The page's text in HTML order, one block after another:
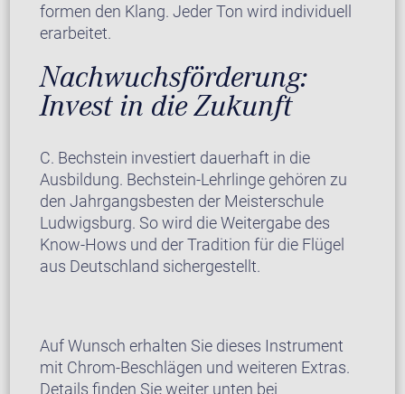
formen den Klang. Jeder Ton wird individuell
erarbeitet.
Nachwuchsförderung:
Invest in die Zukunft
C. Bechstein investiert dauerhaft in die
Ausbildung. Bechstein-Lehrlinge gehören zu
den Jahrgangsbesten der Meisterschule
Ludwigsburg. So wird die Weitergabe des
Know-Hows und der Tradition für die Flügel
aus Deutschland sichergestellt.
Auf Wunsch erhalten Sie dieses Instrument
mit Chrom-Beschlägen und weiteren Extras.
Details finden Sie weiter unten bei